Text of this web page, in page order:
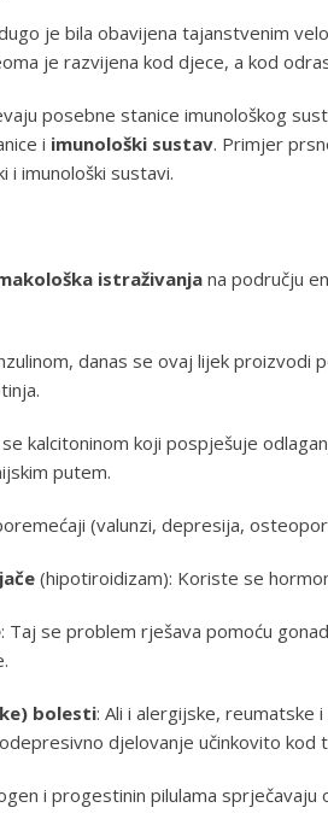
je bila obavijena tajanstvenim
je razvijena kod djece, a kod
posebne stanice imunološkog
i imunološki sustav. Primjer
i imunološki sustavi.
istraživanja na području
danas se ovaj lijek proizvodi
se kalcitoninom koji pospješuje
putem.
(valunzi, depresija,
(hipotiroidizam): Koriste se
: Taj se problem rješava pomoću
bolesti: Ali i alergijske, reumatske
djelovanje učinkovito kod
i progestinin pilulama sprječavaju